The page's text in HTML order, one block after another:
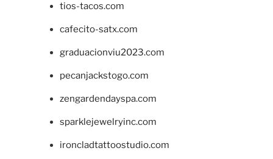
tios-tacos.com
cafecito-satx.com
graduacionviu2023.com
pecanjackstogo.com
zengardendayspa.com
sparklejewelryinc.com
ironcladtattoostudio.com